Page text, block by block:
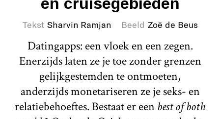
en cruisegebieden
Tekst Sharvin Ramjan Beeld Zoë de Beus
Datingapps: een vloek en een zegen.
Enerzijds laten ze je toe zonder grenzen
gelijkgestemden te ontmoeten,
anderzijds monetariseren ze je seks- en
relatiebehoeftes. Bestaat er een best of both